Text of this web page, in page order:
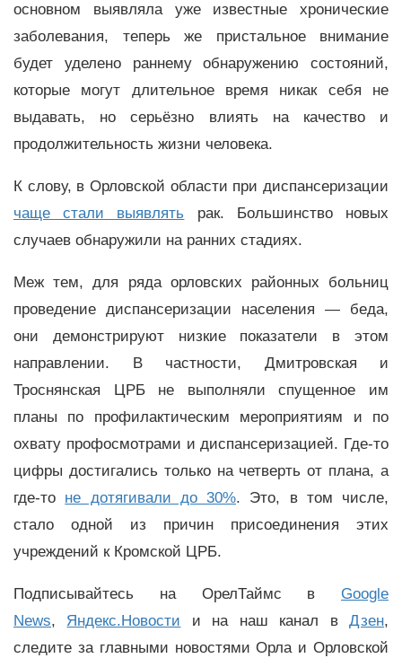
основном выявляла уже известные хронические
заболевания, теперь же пристальное внимание
будет уделено раннему обнаружению состояний,
которые могут длительное время никак себя не
выдавать, но серьёзно влиять на качество и
продолжительность жизни человека.
К слову, в Орловской области при диспансеризации
чаще стали выявлять рак. Большинство новых
случаев обнаружили на ранних стадиях.
Меж тем, для ряда орловских районных больниц
проведение диспансеризации населения — беда,
они демонстрируют низкие показатели в этом
направлении. В частности, Дмитровская и
Троснянская ЦРБ не выполняли спущенное им
планы по профилактическим мероприятиям и по
охвату профосмотрами и диспансеризацией. Где-то
цифры достигались только на четверть от плана, а
где-то не дотягивали до 30%. Это, в том числе,
стало одной из причин присоединения этих
учреждений к Кромской ЦРБ.
Подписывайтесь на ОрелТаймс в Google
News, Яндекс.Новости и на наш канал вДзен,
следите за главными новостями Орла и Орловской